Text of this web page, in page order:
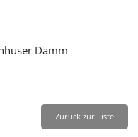
Leichte Sprache
Damm
Zurück zur Liste